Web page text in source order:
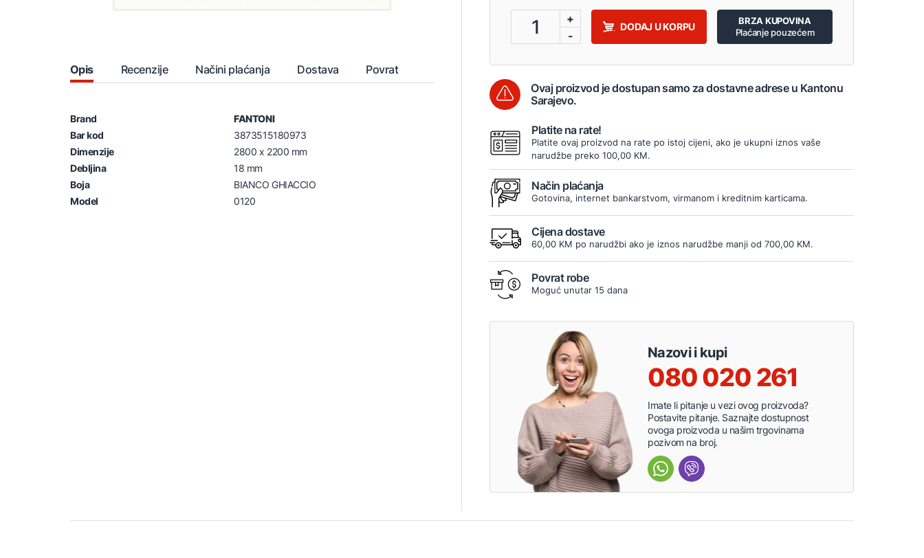
Opis Recenzije Načini plaćanja Dostava Povrat
Brand
FANTONI
Bar kod
3873515180973
Dimenzije
2800 x 2200 mm
Debljina
18 mm
Boja
BIANCO GHIACCIO
Model
0120
1
+
-
DODAJ U KORPU
BRZA KUPOVINA
Plaćanje pouzećem
Ovaj proizvod je dostupan samo za dostavne adrese u Kantonu
Sarajevo.
Platite na rate!
Platite ovaj proizvod na rate po istoj cijeni, ako je ukupni iznos vaše
narudžbe preko 100,00 KM.
Način plaćanja
Gotovina, internet bankarstvom, virmanom i kreditnim karticama.
Cijena dostave
60,00 KM po narudžbi ako je iznos narudžbe manji od 700,00 KM.
Povrat robe
Moguć unutar 15 dana
Nazovi i kupi
080 020 261
Imate li pitanje u vezi ovog proizvoda?
Postavite pitanje. Saznajte dostupnost
ovoga proizvoda u našim trgovinama
pozivom na broj.